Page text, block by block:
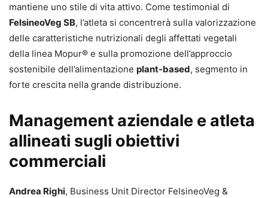
mantiene uno stile di vita attivo. Come testimonial di
FelsineoVeg SB, l’atleta si concentrerà sulla valorizzazione
delle caratteristiche nutrizionali degli affettati vegetali
della linea Mopur® e sulla promozione dell’approccio
sostenibile dell’alimentazione plant-based, segmento in
forte crescita nella grande distribuzione.
Management aziendale e atleta
allineati sugli obiettivi
commerciali
Andrea Righi, Business Unit Director FelsineoVeg &